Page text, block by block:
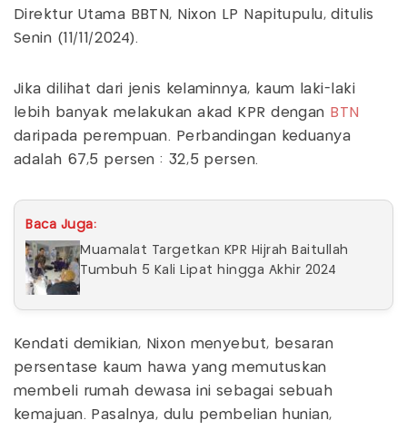
Direktur Utama BBTN, Nixon LP Napitupulu, ditulis
Senin (11/11/2024).
Jika dilihat dari jenis kelaminnya, kaum laki-laki
lebih banyak melakukan akad KPR dengan BTN
daripada perempuan. Perbandingan keduanya
adalah 67,5 persen : 32,5 persen.
Baca Juga:
Muamalat Targetkan KPR Hijrah Baitullah
Tumbuh 5 Kali Lipat hingga Akhir 2024
Kendati demikian, Nixon menyebut, besaran
persentase kaum hawa yang memutuskan
membeli rumah dewasa ini sebagai sebuah
kemajuan. Pasalnya, dulu pembelian hunian,